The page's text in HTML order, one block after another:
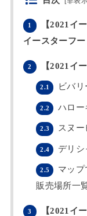
1
【2021イ
イースターフー
2 【2021イ
2.1 ビバ
2.2 ハロー
2.3 スヌー
2.4 デリ
2.5
マップ
販売場所一
3 【2021イ